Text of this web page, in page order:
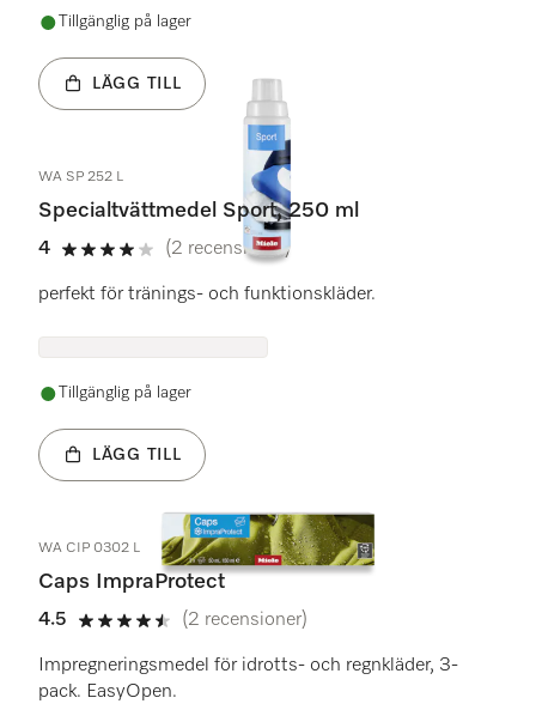
Tillgänglig på lager
LÄGG TILL
WA SP 252 L
Specialtvättmedel Sport, 250 ml
4
4 stars out of 5
(2 recensioner)
perfekt för tränings- och funktionskläder.
Tillgänglig på lager
LÄGG TILL
WA CIP 0302 L
Caps ImpraProtect
4.5
4.5 stars out of 5
(2 recensioner)
Impregneringsmedel för idrotts- och regnkläder, 3-
pack. EasyOpen.